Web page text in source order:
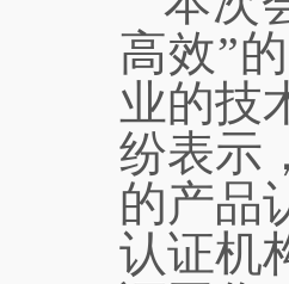
高效”
业的技
纷表示
的产品
认证机